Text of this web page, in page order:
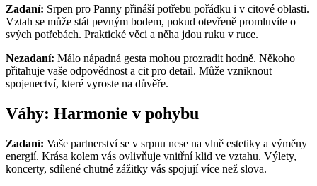
Zadaní: Srpen pro Panny přináší potřebu pořádku i v citové oblasti.
Vztah se může stát pevným bodem, pokud otevřeně promluvíte o
svých potřebách. Praktické věci a něha jdou ruku v ruce.
Nezadaní: Málo nápadná gesta mohou prozradit hodně. Někoho
přitahuje vaše odpovědnost a cit pro detail. Může vzniknout
spojenectví, které vyroste na důvěře.
Váhy: Harmonie v pohybu
Zadaní: Vaše partnerství se v srpnu nese na vlně estetiky a výměny
energií. Krása kolem vás ovlivňuje vnitřní klid ve vztahu. Výlety,
koncerty, sdílené chutné zážitky vás spojují více než slova.